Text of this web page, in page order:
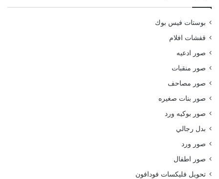
بوستات فيس بوك
قفشات افلام
صور ادعيه
صور منقبات
صور مصاحف
صور بنات صغيره
صور بوكيه ورد
بدل رجالي
صور ورد
صور اطفال
تحويل فليكسات فودافون